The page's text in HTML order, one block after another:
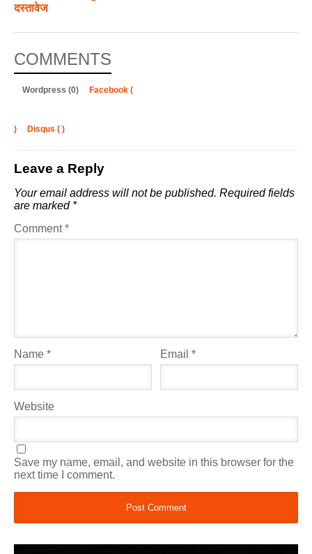
दस्तावेज
COMMENTS
Wordpress (0) Facebook (
) Disqus ( )
Leave a Reply
Your email address will not be published. Required fields
are marked *
Comment*
Name * Email*
Website
Save my name, email, and website in this browser for the
next time I comment.